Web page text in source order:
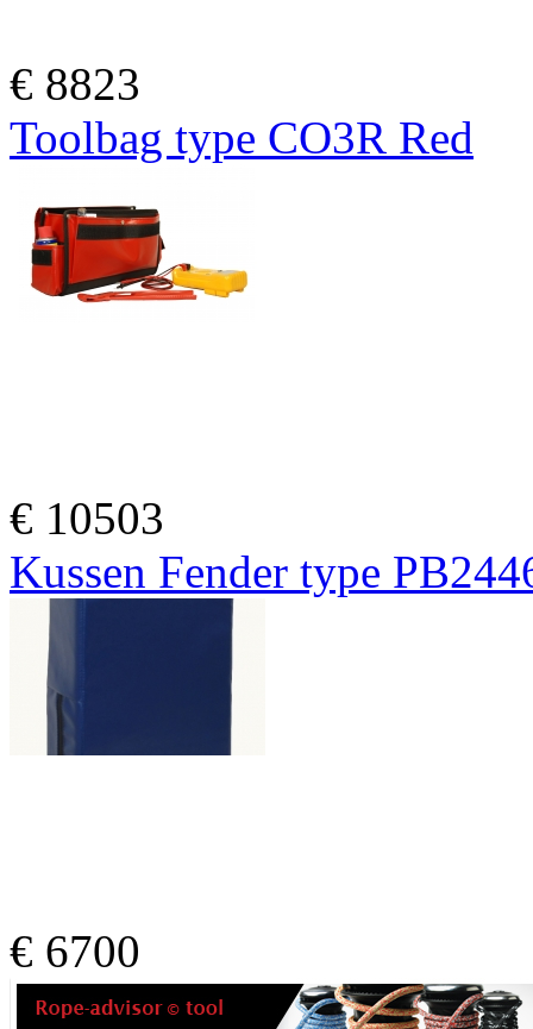
€ 8823
Toolbag type CO3R Red
€ 10503
Kussen Fender type
€ 6700